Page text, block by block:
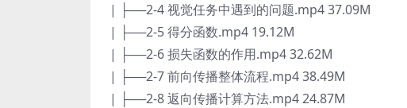
| ├──2-4 视觉任务中遇到的问题.mp4 37.09M
| ├──2-5 得分函数.mp4 19.12M
| ├──2-6 损失函数的作用.mp4 32.62M
| ├──2-7 前向传播整体流程.mp4 38.49M
| ├──2-8 返向传播计算方法.mp4 24.87M